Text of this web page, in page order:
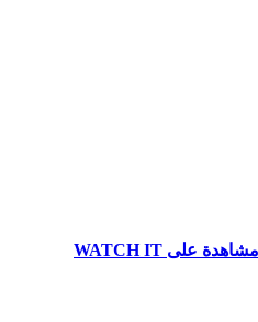
ياسمين عبد العزيز تتصدر الأكثر مشاهدة على WATCH IT